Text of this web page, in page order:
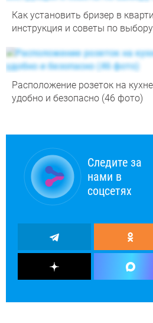
Как установить бризер в
инструкция и советы по
Расположение розеток на
удобно и безопасно (46 фото)
Следите за
нами в
соцсетях